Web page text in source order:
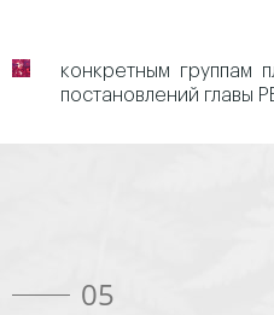
конкретным группам
постановлений главы
05